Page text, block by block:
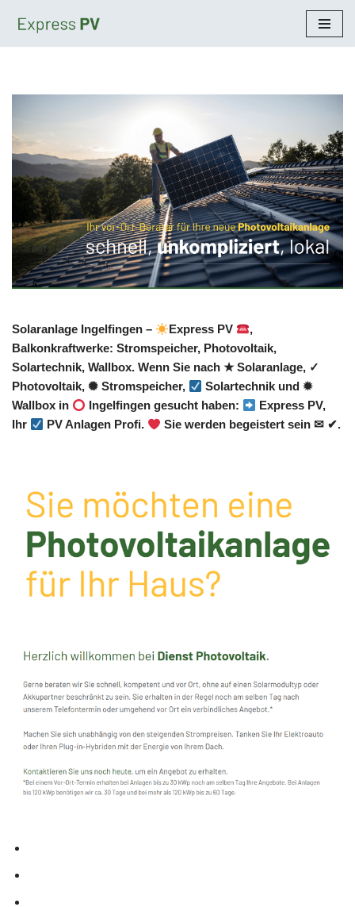
Solaranlage Ingelfingen – Express PV
,
Balkonkraftwerke: Stromspeicher, Photovoltaik,
Solartechnik, Wallbox. Wenn Sie nach ★ Solaranlage, ✓
Photovoltaik, ✺ Stromspeicher,
Solartechnik und ✹
Wallbox in
Ingelfingen gesucht haben:
Express PV,
Ihr
PV Anlagen Profi. Sie werden begeistert sein ✉ ✔.